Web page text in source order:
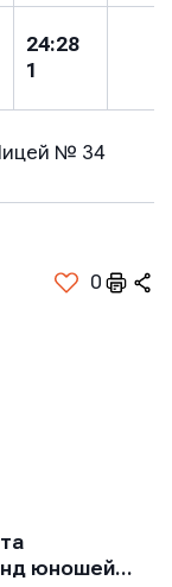
24:28
1
№ 34
0
юношей…
с
данных
с
данных
с